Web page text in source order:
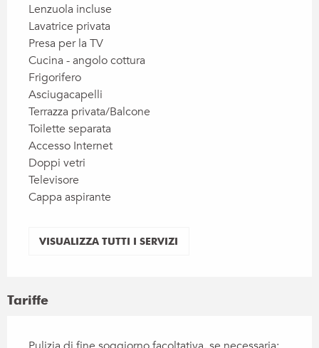
Lenzuola incluse
Lavatrice privata
Presa per la TV
Cucina - angolo cottura
Frigorifero
Asciugacapelli
Terrazza privata/Balcone
Toilette separata
Accesso Internet
Doppi vetri
Televisore
Cappa aspirante
VISUALIZZA TUTTI I SERVIZI
Tariffe